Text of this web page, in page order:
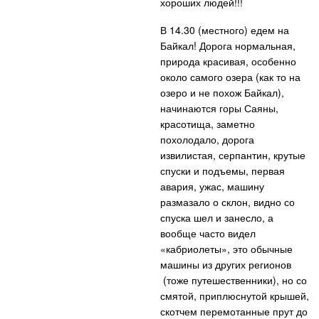
В 14.30 (местного) едем на
Байкал! Дорога нормальная,
природа красивая, особенно
около самого озера (как то на
озеро и не похож Байкал),
начинаются горы Саяны,
красотища, заметно
похолодало, дорога
извилистая, серпантин, крутые
спуски и подъемы, первая
авария, ужас, машину
размазало о склон, видно со
спуска шел и занесло, а
вообще часто видел
«кабриолеты», это обычные
машины из других регионов
(тоже путешественники), но со
смятой, приплюснутой крышей,
скотчем перемотанные прут до